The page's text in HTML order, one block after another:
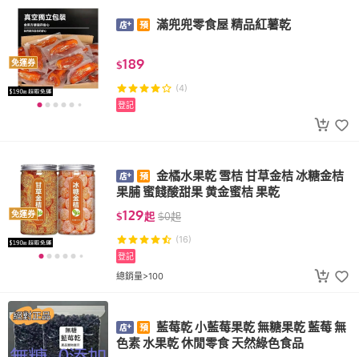
免運券
滿兜兜零食屋 精品紅薯乾
$189
(4)
登記
免運券
金橘水果乾 雪桔 甘草金桔 冰糖金桔
果脯 蜜餞酸甜果 黄金蜜桔 果乾
$129起 $0起
(16)
總銷量>100
登記
藍莓乾 小藍莓果乾 無糖果乾 藍莓 無
色素 水果乾 休閒零食 天然綠色食品